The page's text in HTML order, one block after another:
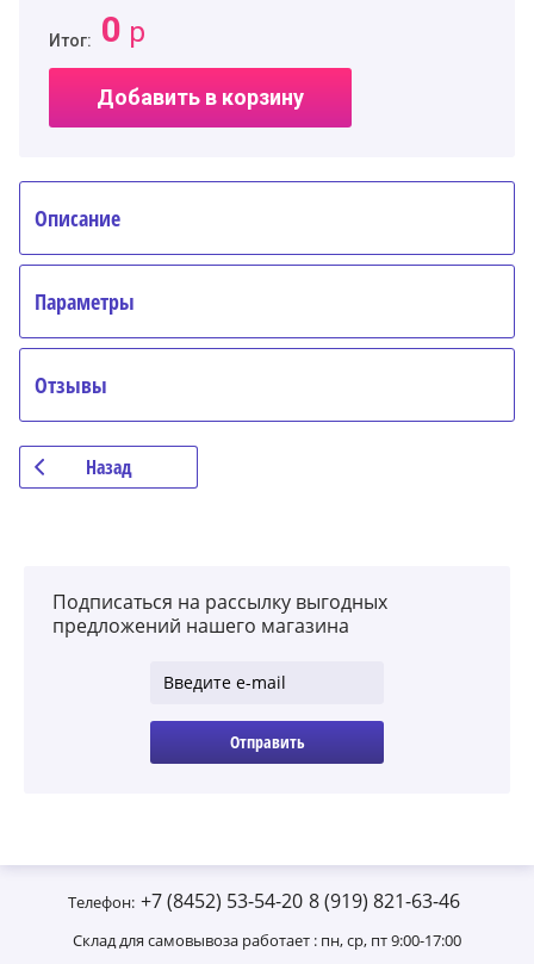
Итог: 0 р
Добавить в корзину
Описание
Параметры
Отзывы
Назад
Подписаться на рассылку выгодных
предложений нашего магазина
Отправить
Телефон: +7 (8452) 53-54-20 8 (919) 821-63-46
Склад для самовывоза работает : пн, ср, пт 9:00-17:00